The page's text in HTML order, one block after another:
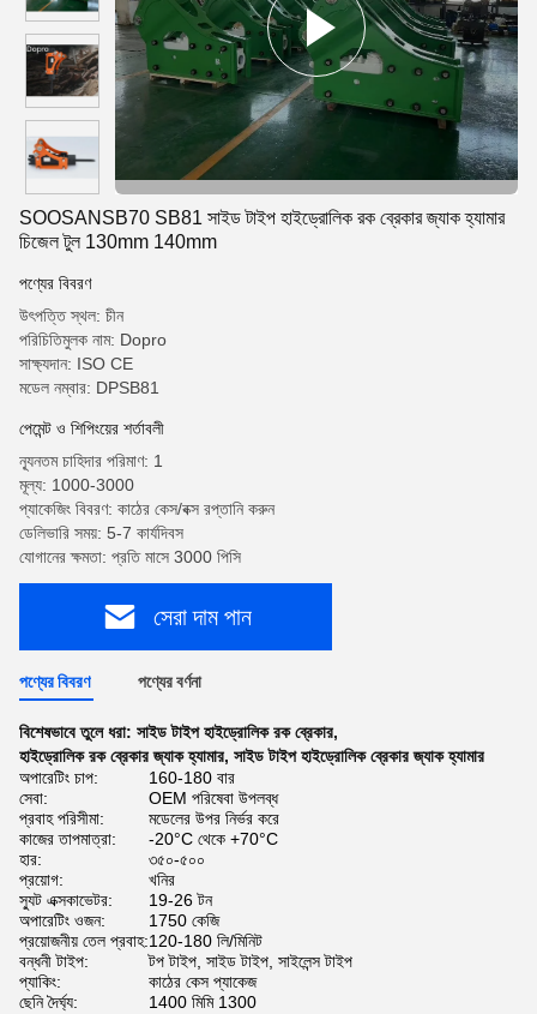
SOOSANSB70 SB81 সাইড টাইপ হাইড্রোলিক রক ব্রেকার জ্যাক হ্যামার
চিজেল টুল 130mm 140mm
পণ্যের বিবরণ
উৎপত্তি স্থল: চীন
পরিচিতিমুলক নাম: Dopro
সাক্ষ্যদান: ISO CE
মডেল নম্বার: DPSB81
পেমেন্ট ও শিপিংয়ের শর্তাবলী
ন্যূনতম চাহিদার পরিমাণ: 1
মূল্য: 1000-3000
প্যাকেজিং বিবরণ: কাঠের কেস/বক্স রপ্তানি করুন
ডেলিভারি সময়: 5-7 কার্যদিবস
যোগানের ক্ষমতা: প্রতি মাসে 3000 পিসি
সেরা দাম পান
পণ্যের বিবরণ পণ্যের বর্ণনা
বিশেষভাবে তুলে ধরা: সাইড টাইপ হাইড্রোলিক রক ব্রেকার,
হাইড্রোলিক রক ব্রেকার জ্যাক হ্যামার, সাইড টাইপ হাইড্রোলিক ব্রেকার জ্যাক হ্যামার
অপারেটিং চাপ:
160-180 বার
সেবা:
OEM পরিষেবা উপলব্ধ
প্রবাহ পরিসীমা:
মডেলের উপর নির্ভর করে
কাজের তাপমাত্রা:
-20°C থেকে +70°C
হার:
৩৫০-৫০০
প্রয়োগ:
খনির
স্যুট এক্সকাভেটর:
19-26 টন
অপারেটিং ওজন:
1750 কেজি
প্রয়োজনীয় তেল প্রবাহ:120-180 লি/মিনিট
বন্ধনী টাইপ:
টপ টাইপ, সাইড টাইপ, সাইলেন্স টাইপ
প্যাকিং:
কাঠের কেস প্যাকেজ
ছেনি দৈর্ঘ্য:
1400 মিমি 1300